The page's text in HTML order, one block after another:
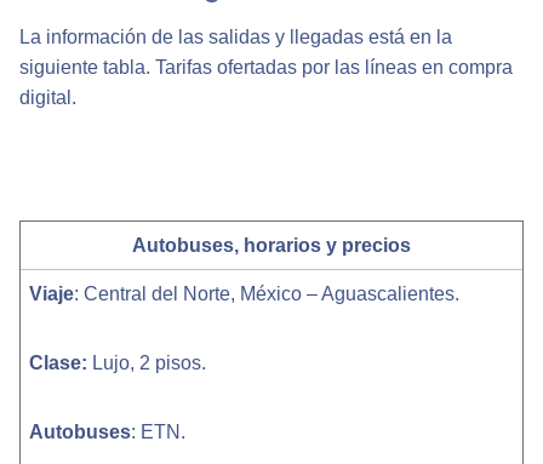
La información de las salidas y llegadas está en la
siguiente tabla. Tarifas ofertadas por las líneas en compra
digital.
Autobuses, horarios y precios
Viaje: Central del Norte, México – Aguascalientes.
Clase: Lujo, 2 pisos.
Autobuses: ETN.